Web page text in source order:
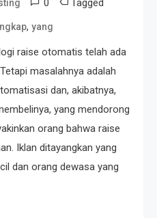
0 Tagged
, yang
raise otomatis telah ada
masalahnya adalah
dan, akibatnya,
yang mendorong
orang bahwa raise
Iklan ditayangkan yang
dan orang dewasa yang